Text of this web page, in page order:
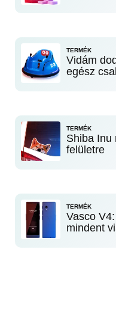
TERMÉK
Vidám
egész
TERMÉK
Shiba Inu
felületre
TERMÉK
Vasco
mindent